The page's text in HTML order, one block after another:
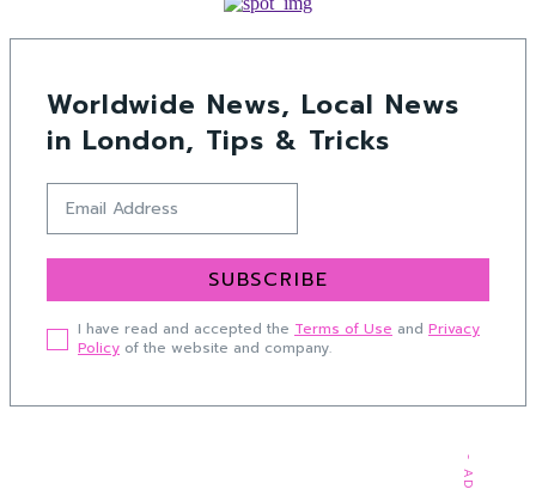
Worldwide News, Local News
in London, Tips & Tricks
SUBSCRIBE
I have read and accepted the Terms of Use and Privacy
Policy of the website and company.